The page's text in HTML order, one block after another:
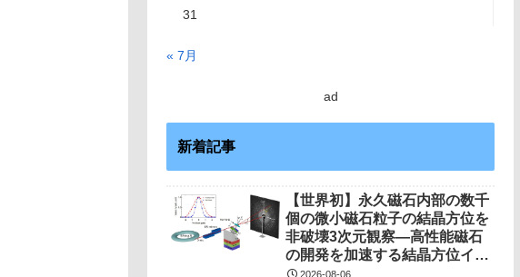
31
« 7月
ad
新着記事
【世界初】永久磁石内部の数千
個の微小磁石粒子の結晶方位を
非破壊3次元観察―高性能磁石
の開発を加速する結晶方位イメ
ージング技術を開発―
2026-08-06